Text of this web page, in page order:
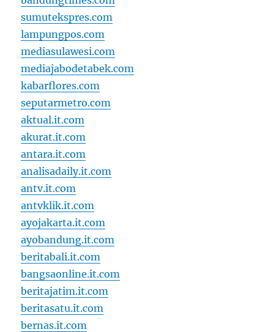
sumutekspres.com
lampungpos.com
mediasulawesi.com
mediajabodetabek.com
kabarflores.com
seputarmetro.com
aktual.it.com
akurat.it.com
antara.it.com
analisadaily.it.com
antv.it.com
antvklik.it.com
ayojakarta.it.com
ayobandung.it.com
beritabali.it.com
bangsaonline.it.com
beritajatim.it.com
beritasatu.it.com
bernas.it.com